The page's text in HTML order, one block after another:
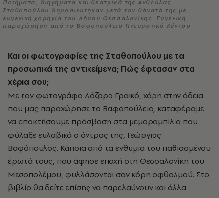
Ποιήματα, διηγήματα και θεατρικά της Ανθούλας
Σταθοπούλου δημοσιεύτηκαν μετά τον θάνατό της με
ευγενική χορηγία του Δήμου Θεσσαλονίκης. Ευγενική
παραχώρηση από το Βαφοπούλειο Πνευματικό Κέντρο
Και οι φωτογραφίες της Σταθοπούλου με τα
προσωπικά της αντικείμενα; Πώς έφτασαν στα
χέρια σου;
Με τον φωτογράφο Λάζαρο Γραικό, χάρη στην άδεια
που μας παραχώρησε το Βαφοπούλειο, καταφέραμε
να αποκτήσουμε πρόσβαση στα μεμοραμπίλια που
φύλαξε ευλαβικά ο άντρας της, Γεώργιος
Βαφόπουλος. Κάποια από τα ενθύμια του παθιασμένου
έρωτά τους, που άφησε εποχή στη Θεσσαλονίκη του
Μεσοπολέμου, φυλλάσονται σαν κόρη οφθαλμού. Στο
βιβλίο θα δείτε επίσης να παρελαύνουν και άλλα